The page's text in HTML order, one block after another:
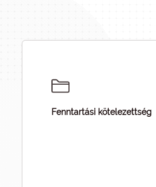
Fenntartási kötelezettség